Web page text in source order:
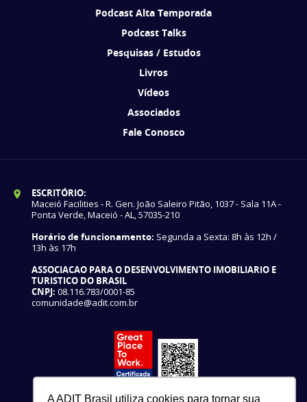
A ADIT Brasil utiliza cookies para tornar sua
Podcast Alta Temporada
Podcast Talks
Pesquisas / Estudos
Livros
Vídeos
Associados
Fale Conosco
ESCRITÓRIO:
Maceió Facilities - R. Gen. João Saleiro Pitão, 1037 - Sala 11A -
Ponta Verde, Maceió - AL, 57035-210
Horário de funcionamento: Segunda a Sexta: 8h às 12h /
13h às 17h
ASSOCIACAO PARA O DESENVOLVIMENTO IMOBILIARIO E
TURISTICO DO BRASIL
CNPJ: 08.116.783/0001-85
comunidade@adit.com.br